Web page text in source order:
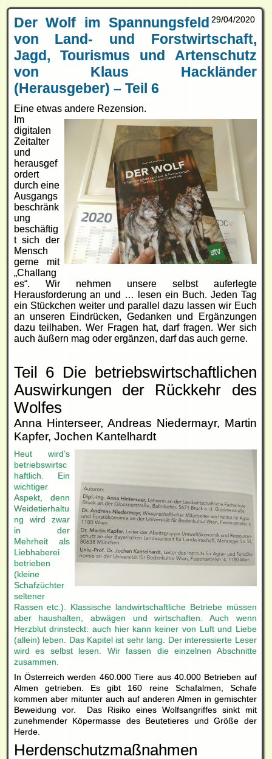
29/04/2020
Der Wolf im Spannungsfeld
von Land- und Forstwirtschaft,
Jagd, Tourismus und Artenschutz
von Klaus Hackländer
(Herausgeber) – Teil 6
Eine etwas andere Rezension.
Im
digitalen
Zeitalter
und
herausgef
ordert
durch eine
Ausgangs
beschränk
ung
beschäftig
t sich der
Mensch
gerne mit
„Challang
es“. Wir nehmen unsere selbst auferlegte
Herausforderung an und … lesen ein Buch. Jeden Tag
ein Stückchen weiter und parallel dazu lassen wir Euch
an unseren Eindrücken, Gedanken und Ergänzungen
dazu teilhaben. Wer Fragen hat, darf fragen. Wer sich
auch äußern mag oder ergänzen, darf das auch gerne.
Teil 6 Die betriebswirtschaftlichen
Auswirkungen der Rückkehr des
Wolfes
Anna Hinterseer, Andreas Niedermayr, Martin
Kapfer, Jochen Kantelhardt
Heut wird’s
betriebswirtsc
haftlich. Ein
wichtiger
Aspekt, denn
Weidetierhaltu
ng wird zwar
in der
Mehrheit als
Liebhaberei
betrieben
(kleine
Schafzüchter
seltener
Rassen etc.). Klassische landwirtschaftliche Betriebe müssen
aber haushalten, abwägen und wirtschaften. Auch wenn
Herzblut drinsteckt: auch hier kann keiner von Luft und Liebe
(allein) leben. Das Kapitel ist sehr lang. Der interessierte Leser
wird es selbst lesen. Wir fassen die einzelnen Abschnitte
zusammen.
In Österreich werden 460.000 Tiere aus 40.000 Betrieben auf
Almen getrieben. Es gibt 160 reine Schafalmen, Schafe
kommen aber mitunter auch auf anderen Almen in gemischter
Beweidung vor. Das Risiko eines Wolfsangriffes sinkt mit
zunehmender Köpermasse des Beutetieres und Größe der
Herde.
Herdenschutzmaßnahmen